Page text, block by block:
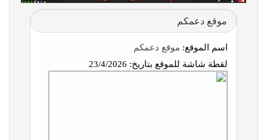
موقع دعمكم
اسم الموقع: موقع دعمكم
لقطة شاشة للموقع بتاريخ: